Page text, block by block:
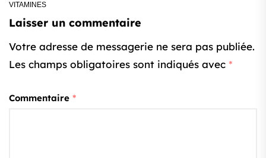
VITAMINES
Laisser un commentaire
Votre adresse de messagerie ne sera pas publiée.
Les champs obligatoires sont indiqués avec *
Commentaire *